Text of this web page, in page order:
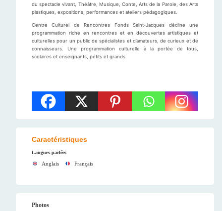
du spectacle vivant, Théâtre, Musique, Conte, Arts de la Parole, des Arts
plastiques, expositions, performances et ateliers pédagogiques.
Centre Culturel de Rencontres Fonds Saint-Jacques décline une
programmation riche en rencontres et en découvertes artistiques et
culturelles pour un public de spécialistes et d’amateurs, de curieux et de
connaisseurs. Une programmation culturelle à la portée de tous,
scolaires et enseignants, petits et grands.
Caractéristiques
Langues parlées
Anglais Français
Photos